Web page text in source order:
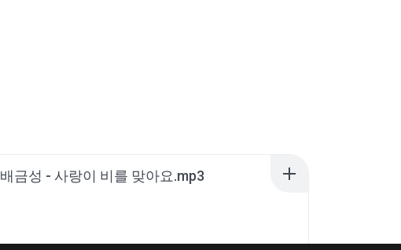
배금성 - 사랑이 비를 맞아요.mp3